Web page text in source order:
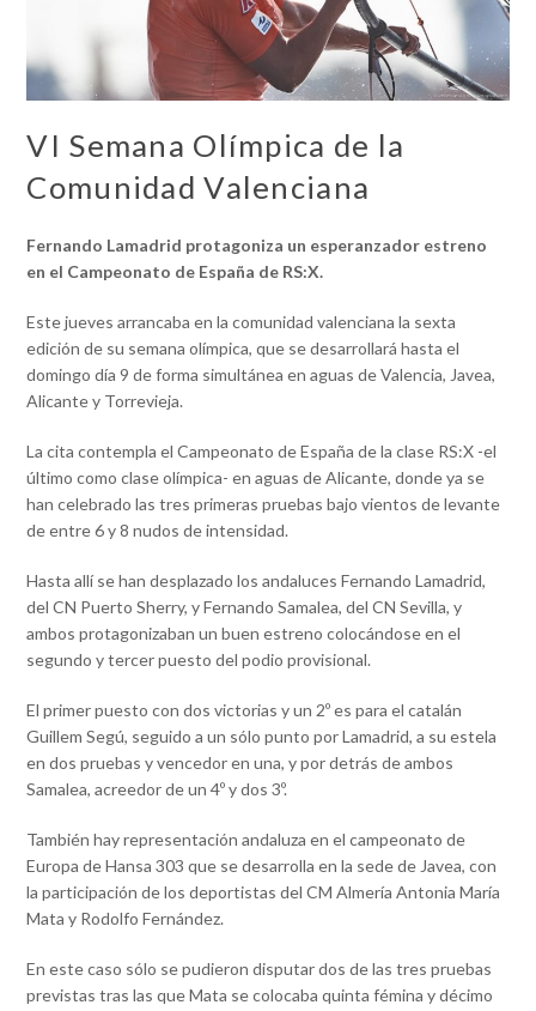
VI Semana Olímpica de la
Comunidad Valenciana
Fernando Lamadrid protagoniza un esperanzador estreno
en el Campeonato de España de RS:X.
Este jueves arrancaba en la comunidad valenciana la sexta
edición de su semana olímpica, que se desarrollará hasta el
domingo día 9 de forma simultánea en aguas de Valencia, Javea,
Alicante y Torrevieja.
La cita contempla el Campeonato de España de la clase RS:X -el
último como clase olímpica- en aguas de Alicante, donde ya se
han celebrado las tres primeras pruebas bajo vientos de levante
de entre 6 y 8 nudos de intensidad.
Hasta allí se han desplazado los andaluces Fernando Lamadrid,
del CN Puerto Sherry, y Fernando Samalea, del CN Sevilla, y
ambos protagonizaban un buen estreno colocándose en el
segundo y tercer puesto del podio provisional.
El primer puesto con dos victorias y un 2º es para el catalán
Guillem Segú, seguido a un sólo punto por Lamadrid, a su estela
en dos pruebas y vencedor en una, y por detrás de ambos
Samalea, acreedor de un 4º y dos 3º.
También hay representación andaluza en el campeonato de
Europa de Hansa 303 que se desarrolla en la sede de Javea, con
la participación de los deportistas del CM Almería Antonia María
Mata y Rodolfo Fernández.
En este caso sólo se pudieron disputar dos de las tres pruebas
previstas tras las que Mata se colocaba quinta fémina y décimo